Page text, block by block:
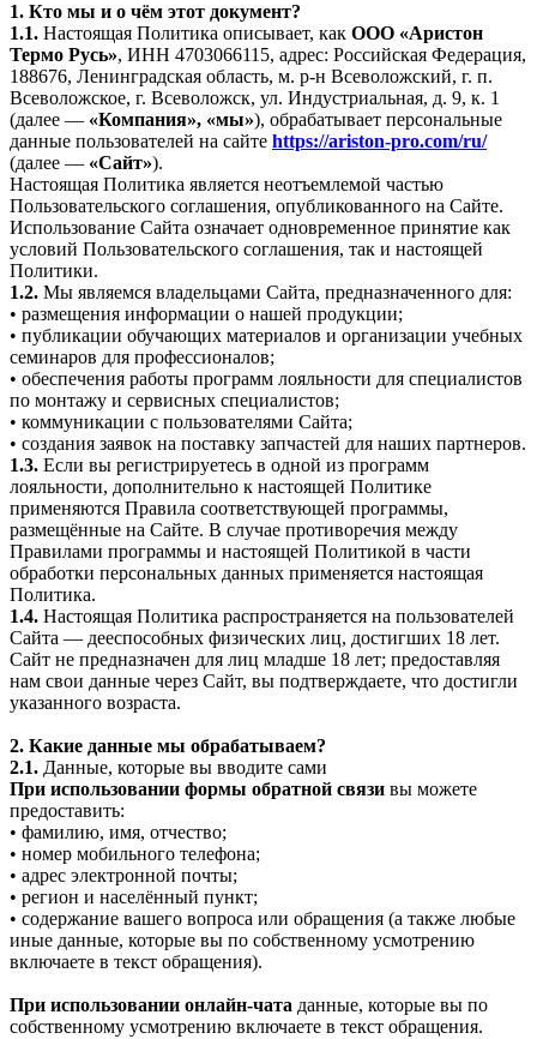
1. Кто мы и о чём этот документ?
1.1. Настоящая Политика описывает, как ООО «Аристон
Термо Русь», ИНН 4703066115, адрес: Российская Федерация,
188676, Ленинградская область, м. р-н Всеволожский, г. п.
Всеволожское, г. Всеволожск, ул. Индустриальная, д. 9, к. 1
(далее — «Компания», «мы»), обрабатывает персональные
данные пользователей на сайте https://ariston-pro.com/ru/
(далее — «Сайт»).
Настоящая Политика является неотъемлемой частью
Пользовательского соглашения, опубликованного на Сайте.
Использование Сайта означает одновременное принятие как
условий Пользовательского соглашения, так и настоящей
Политики.
1.2. Мы являемся владельцами Сайта, предназначенного для:
• размещения информации о нашей продукции;
• публикации обучающих материалов и организации учебных
семинаров для профессионалов;
• обеспечения работы программ лояльности для специалистов
по монтажу и сервисных специалистов;
• коммуникации с пользователями Сайта;
• создания заявок на поставку запчастей для наших партнеров.
1.3. Если вы регистрируетесь в одной из программ
лояльности, дополнительно к настоящей Политике
применяются Правила соответствующей программы,
размещённые на Сайте. В случае противоречия между
Правилами программы и настоящей Политикой в части
обработки персональных данных применяется настоящая
Политика.
1.4. Настоящая Политика распространяется на пользователей
Сайта — дееспособных физических лиц, достигших 18 лет.
Сайт не предназначен для лиц младше 18 лет; предоставляя
нам свои данные через Сайт, вы подтверждаете, что достигли
указанного возраста.
2. Какие данные мы обрабатываем?
2.1. Данные, которые вы вводите сами
При использовании формы обратной связи вы можете
предоставить:
• фамилию, имя, отчество;
• номер мобильного телефона;
• адрес электронной почты;
• регион и населённый пункт;
• содержание вашего вопроса или обращения (а также любые
иные данные, которые вы по собственному усмотрению
включаете в текст обращения).
При использовании онлайн-чата данные, которые вы по
собственному усмотрению включаете в текст обращения.